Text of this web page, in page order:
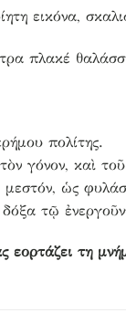
εικόνα,
πλακέ
πολίτης.
γόνον, καὶ τοῦ
ὡς
τῷ
εορτάζει τη